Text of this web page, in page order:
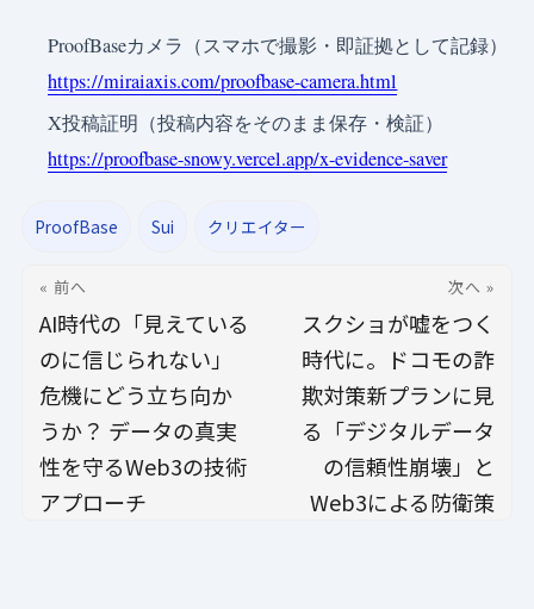
ProofBaseカメラ（スマホで撮影・即証拠として記録）
https://miraiaxis.com/proofbase-camera.html
X投稿証明（投稿内容をそのまま保存・検証）
https://proofbase-snowy.vercel.app/x-evidence-saver
ProofBase Sui クリエイター
« 前へ
AI時代の「見えている
のに信じられない」
危機にどう立ち向か
うか？ データの真実
性を守るWeb3の技術
アプローチ
次へ »
スクショが嘘をつく
時代に。ドコモの詐
欺対策新プランに見
る「デジタルデータ
の信頼性崩壊」と
Web3による防衛策